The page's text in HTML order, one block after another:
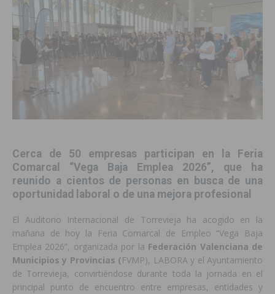
Cerca de 50 empresas participan en la Feria
Comarcal “Vega Baja Emplea 2026”, que ha
reunido a cientos de personas en busca de una
oportunidad laboral o de una mejora profesional
El Auditorio Internacional de Torrevieja ha acogido en la
mañana de hoy la Feria Comarcal de Empleo “Vega Baja
Emplea 2026”, organizada por la Federación Valenciana de
Municipios y Provincias (FVMP), LABORA y el Ayuntamiento
de Torrevieja, convirtiéndose durante toda la jornada en el
principal punto de encuentro entre empresas, entidades y